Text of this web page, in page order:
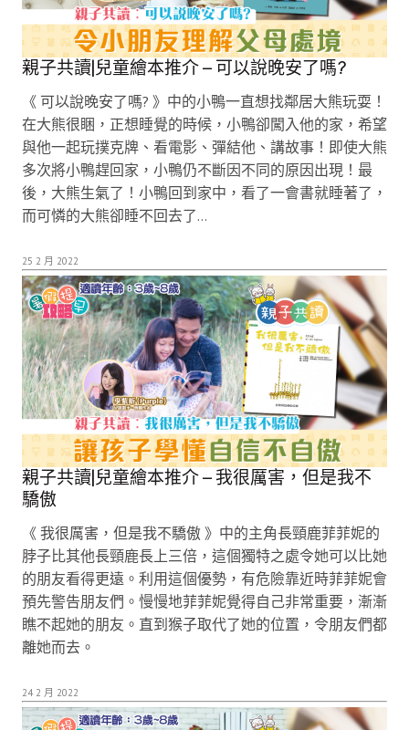
親子共讀|兒童繪本推介 – 可以說晚安了嗎?
《 可以說晚安了嗎? 》中的小鴨一直想找鄰居大熊玩耍！
在大熊很睏，正想睡覺的時候，小鴨卻闖入他的家，希望
與他一起玩撲克牌、看電影、彈結他、講故事！即使大熊
多次將小鴨趕回家，小鴨仍不斷因不同的原因出現！最
後，大熊生氣了！小鴨回到家中，看了一會書就睡著了，
而可憐的大熊卻睡不回去了…
25 2 月 2022
親子共讀|兒童繪本推介 – 我很厲害，但是我不
驕傲
《 我很厲害，但是我不驕傲 》中的主角長頸鹿菲菲妮的
脖子比其他長頸鹿長上三倍，這個獨特之處令她可以比她
的朋友看得更遠。利用這個優勢，有危險靠近時菲菲妮會
預先警告朋友們。慢慢地菲菲妮覺得自己非常重要，漸漸
瞧不起她的朋友。直到猴子取代了她的位置，令朋友們都
離她而去。
24 2 月 2022